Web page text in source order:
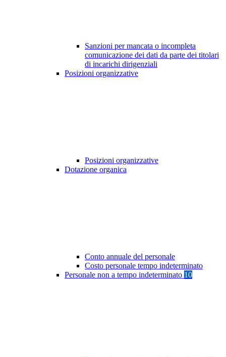
Sanzioni per mancata o incompleta
comunicazione dei dati da parte dei titolari
di incarichi dirigenziali
Posizioni organizzative
Posizioni organizzative
Dotazione organica
Conto annuale del personale
Costo personale tempo indeterminato
Personale non a tempo indeterminato 10